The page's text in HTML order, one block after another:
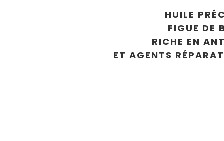
HUILE
FIGUE DE
RICHE EN
ET AGENTS